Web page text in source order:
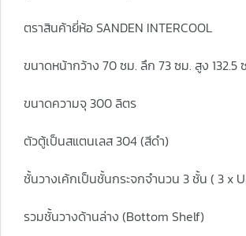
ตราสินค้ายี่ห้อ SANDEN INTERCOOL
ขนาดหน้ากว้าง 70 ซม. ลึก 73 ซม. สูง 132.5
ขนาดความจุ 300 ลิตร
ตัวตู้เป็นสแตนเลส 304 (สีดำ)
ชั้นวางเค้กเป็นชั้นกระจกจำนวน 3 ชั้น ( 3 x
รวมชั้นวางด้านล่าง (Bottom Shelf)